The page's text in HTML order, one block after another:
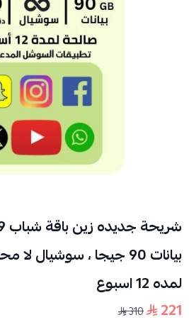
لمده 12 اسبوع
221
310